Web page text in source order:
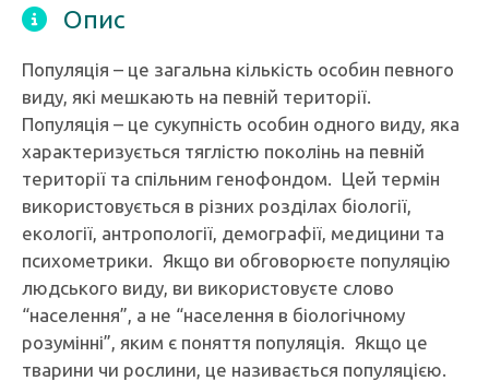
Опис
Популяція – це загальна кількість особин певного
виду, які мешкають на певній території.
Популяція – це сукупність особин одного виду, яка
характеризується тяглістю поколінь на певній
території та спільним генофондом. Цей термін
використовується в різних розділах біології,
екології, антропології, демографії, медицини та
психометрики. Якщо ви обговорюєте популяцію
людського виду, ви використовуєте слово
“населення”, а не “населення в біологічному
розумінні”, яким є поняття популяція. Якщо це
тварини чи рослини, це називається популяцією.